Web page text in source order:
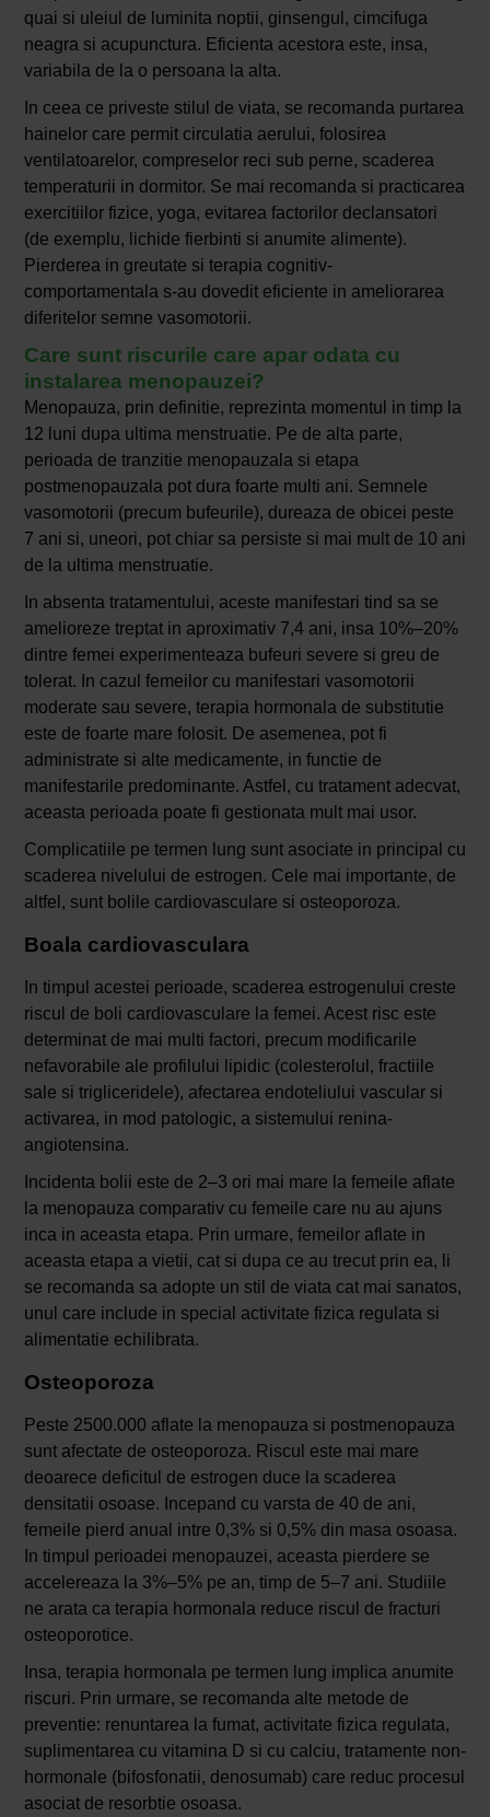
quai si uleiul de luminita noptii, ginsengul, cimcifuga
neagra si acupunctura. Eficienta acestora este, insa,
variabila de la o persoana la alta.
In ceea ce priveste stilul de viata, se recomanda purtarea
hainelor care permit circulatia aerului, folosirea
ventilatoarelor, compreselor reci sub perne, scaderea
temperaturii in dormitor. Se mai recomanda si practicarea
exercitiilor fizice, yoga, evitarea factorilor declansatori
(de exemplu, lichide fierbinti si anumite alimente).
Pierderea in greutate si terapia cognitiv-
comportamentala s-au dovedit eficiente in ameliorarea
diferitelor semne vasomotorii.
Care sunt riscurile care apar odata cu
instalarea menopauzei?
Menopauza, prin definitie, reprezinta momentul in timp la
12 luni dupa ultima menstruatie. Pe de alta parte,
perioada de tranzitie menopauzala si etapa
postmenopauzala pot dura foarte multi ani. Semnele
vasomotorii (precum bufeurile), dureaza de obicei peste
7 ani si, uneori, pot chiar sa persiste si mai mult de 10 ani
de la ultima menstruatie.
In absenta tratamentului, aceste manifestari tind sa se
amelioreze treptat in aproximativ 7,4 ani, insa 10%–20%
dintre femei experimenteaza bufeuri severe si greu de
tolerat. In cazul femeilor cu manifestari vasomotorii
moderate sau severe, terapia hormonala de substitutie
este de foarte mare folosit. De asemenea, pot fi
administrate si alte medicamente, in functie de
manifestarile predominante. Astfel, cu tratament adecvat,
aceasta perioada poate fi gestionata mult mai usor.
Complicatiile pe termen lung sunt asociate in principal cu
scaderea nivelului de estrogen. Cele mai importante, de
altfel, sunt bolile cardiovasculare si osteoporoza.
Boala cardiovasculara
In timpul acestei perioade, scaderea estrogenului creste
riscul de boli cardiovasculare la femei. Acest risc este
determinat de mai multi factori, precum modificarile
nefavorabile ale profilului lipidic (colesterolul, fractiile
sale si trigliceridele), afectarea endoteliului vascular si
activarea, in mod patologic, a sistemului renina-
angiotensina.
Incidenta bolii este de 2–3 ori mai mare la femeile aflate
la menopauza comparativ cu femeile care nu au ajuns
inca in aceasta etapa. Prin urmare, femeilor aflate in
aceasta etapa a vietii, cat si dupa ce au trecut prin ea, li
se recomanda sa adopte un stil de viata cat mai sanatos,
unul care include in special activitate fizica regulata si
alimentatie echilibrata.
Osteoporoza
Peste 2500.000 aflate la menopauza si postmenopauza
sunt afectate de osteoporoza. Riscul este mai mare
deoarece deficitul de estrogen duce la scaderea
densitatii osoase. Incepand cu varsta de 40 de ani,
femeile pierd anual intre 0,3% si 0,5% din masa osoasa.
In timpul perioadei menopauzei, aceasta pierdere se
accelereaza la 3%–5% pe an, timp de 5–7 ani. Studiile
ne arata ca terapia hormonala reduce riscul de fracturi
osteoporotice.
Insa, terapia hormonala pe termen lung implica anumite
riscuri. Prin urmare, se recomanda alte metode de
preventie: renuntarea la fumat, activitate fizica regulata,
suplimentarea cu vitamina D si cu calciu, tratamente non-
hormonale (bifosfonatii, denosumab) care reduc procesul
asociat de resorbtie osoasa.